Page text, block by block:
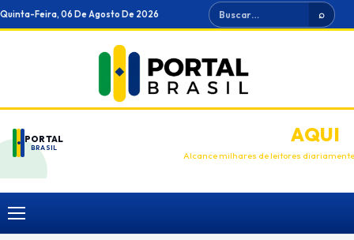
Ir
para
Quinta-Feira, 06 De Agosto De 2026 Buscar ⌕
PORTAL
BRASIL
ANUNCIEAQUI
Alcance milhares de leitores diariamente
Menu